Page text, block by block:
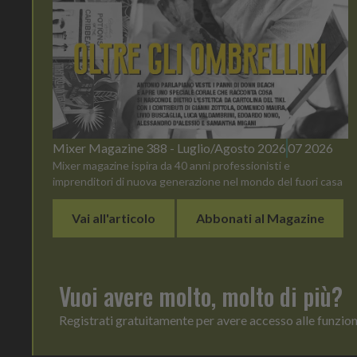
Mixer Magazine 388 - Luglio/Agosto 2026 07 2026
Mixer magazine ispira da 40 anni professionisti e
imprenditori di nuova generazione nel mondo del fuori casa
Vai all'articolo Abbonati al Magazine
Vuoi avere molto, molto di più?
Registrati gratuitamente per avere accesso alle